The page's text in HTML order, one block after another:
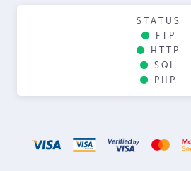
STATUS
FTP
HTTP
SQL
PHP